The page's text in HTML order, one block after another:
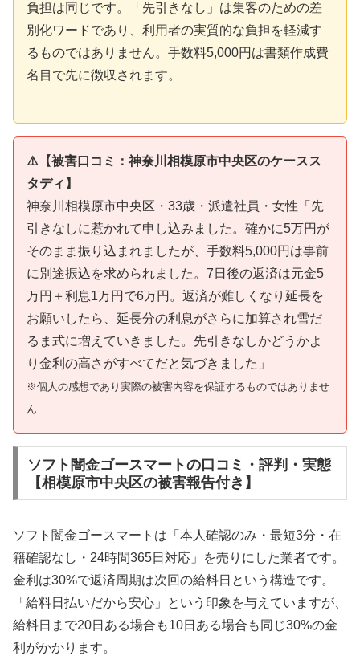
負担は同じです。「先引きなし」は集客のための差
別化ワードであり、利用者の実質的な負担を軽減す
るものではありません。手数料5,000円は書類作成費
名目で先に徴収されます。
⚠️【被害口コミ：神奈川相模原市中央区のケースス
タディ】
神奈川相模原市中央区・33歳・派遣社員・女性「先
引きなしに惹かれて申し込みました。確かに5万円が
そのまま振り込まれましたが、手数料5,000円は事前
に別途振込を求められました。7日後の返済は元金5
万円＋利息1万円で6万円。返済が難しくなり延長を
お願いしたら、延長分の利息がさらに加算され雪だ
るま式に増えていきました。先引きなしかどうかよ
り金利の高さがすべてだと気づきました」
※個人の感想であり実際の被害内容を保証するものではありませ
ん
ソフト闇金ゴースマートの口コミ・評判・実態
【相模原市中央区の被害報告付き】
ソフト闇金ゴースマートは「本人確認のみ・最短3分・在
籍確認なし・24時間365日対応」を売りにした業者です。
金利は30%で返済周期は次回の給料日という構造です。
「給料日払いだから安心」という印象を与えていますが、
給料日まで20日ある場合も10日ある場合も同じ30%の金
利がかかります。